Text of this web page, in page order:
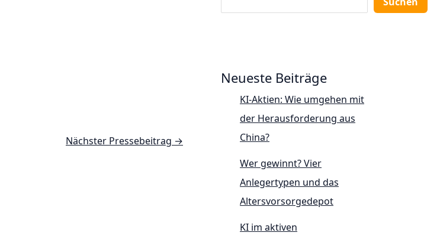
Nächster Pressebeitrag →
Neueste Beiträge
KI-Aktien: Wie umgehen mit
der Herausforderung aus
China?
Wer gewinnt? Vier
Anlegertypen und das
Altersvorsorgedepot
KI im aktiven